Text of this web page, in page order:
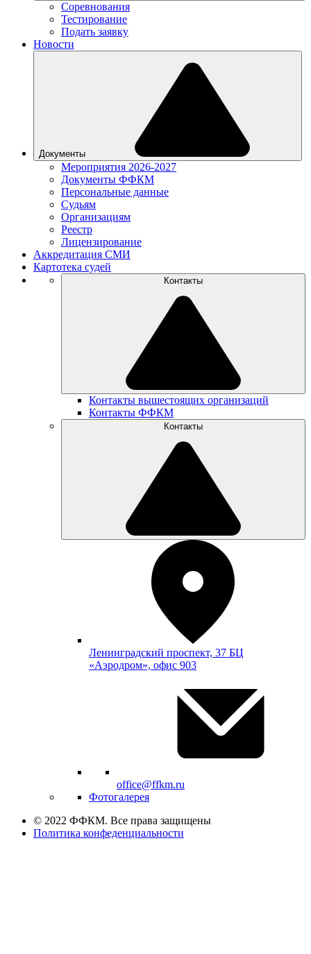
Соревнования
Тестирование
Подать заявку
Новости
Документы
Мероприятия 2026-2027
Документы ФФКМ
Персональные данные
Судьям
Организациям
Реестр
Лицензирование
Аккредитация СМИ
Картотека судей
Контакты
Контакты вышестоящих организаций
Контакты ФФКМ
Контакты
Ленинградский проспект, 37 БЦ
«Аэродром», офис 903
office@ffkm.ru
Фотогалерея
© 2022 ФФКМ. Все права защищены
Политика конфеденциальности